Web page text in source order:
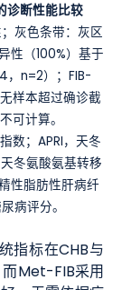
断性能比较
灰色条带：灰区
性（100%）基于
，n=2）；FIB-
样本超过确诊截
可计算。
数；APRI，天冬
冬氨酸氨基转移
性脂肪性肝病纤
病评分。
指标在CHB与
而Met-FIB采用